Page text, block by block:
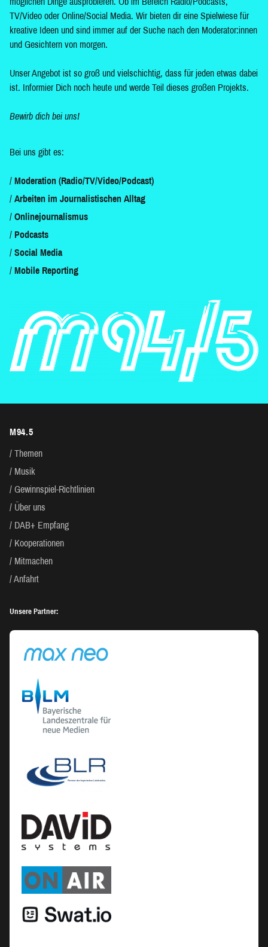
TV/Video oder Online/Social Media. Wir bieten dir eine Spielwiese für
kreative Ideen und sind immer auf der Suche nach den Moderator:innen
und Gesichtern von morgen.
Unser Angebot ist so groß und vielschichtig, dass für jeden etwas dabei
ist. Informier Dich noch heute und werde Teil dieses großen Projekts.
Bewirb dich bei uns!
Bei uns gibt es:
Moderation (Radio/TV/Video/Podcast)
Arbeiten im Journalistischen Alltag
Onlinejournalismus
Podcasts
Social Media
Mobile Reporting
M94.5
Themen
Musik
Gewinnspiel-Richtlinien
Über uns
DAB+ Empfang
Kooperationen
Mitmachen
Anfahrt
Unsere Partner: